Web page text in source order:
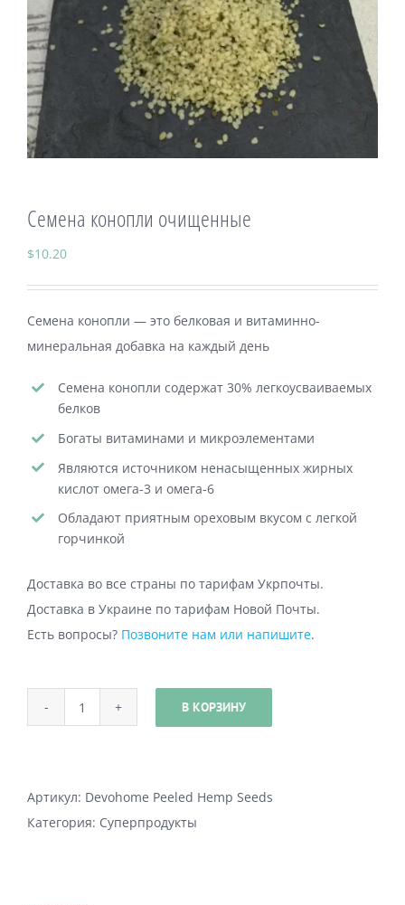
Велнес продукты
Магазин
Семена конопли очищенные
$10.20
Семена конопли — это белковая и витаминно-
минеральная добавка на каждый день
Семена конопли содержат 30% легкоусваиваемых
белков
Богаты витаминами и микроэлементами
Являются источником ненасыщенных жирных
кислот омега-3 и омега-6
Обладают приятным ореховым вкусом с легкой
горчинкой
Доставка во все страны по тарифам Укрпочты.
Доставка в Украине по тарифам Новой Почты.
Есть вопросы? Позвоните нам или напишите.
Количество
конопли
очищенные
В КОРЗИНУ
Артикул: Devohome Peeled Hemp Seeds
Категория: Суперпродукты